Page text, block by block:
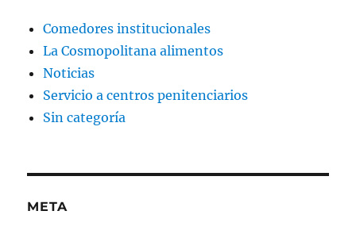
Comedores institucionales
La Cosmopolitana alimentos
Noticias
Servicio a centros penitenciarios
Sin categoría
META